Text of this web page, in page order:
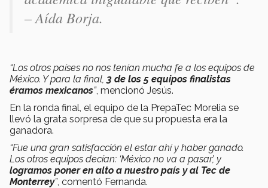
– Aída Borja.
“Los otros países no nos tenían mucha fe a los equipos de
México. Y para la final, 3 de los 5 equipos finalistas
éramos mexicanos”, mencionó Jesús.
En la ronda final, el equipo de la PrepaTec Morelia se
llevó la grata sorpresa de que su propuesta era la
ganadora.
“Fue una gran satisfacción el estar ahí y haber ganado.
Los otros equipos decían: ‘México no va a pasar’, y
logramos poner en alto a nuestro país y al Tec de
Monterrey”, comentó Fernanda.